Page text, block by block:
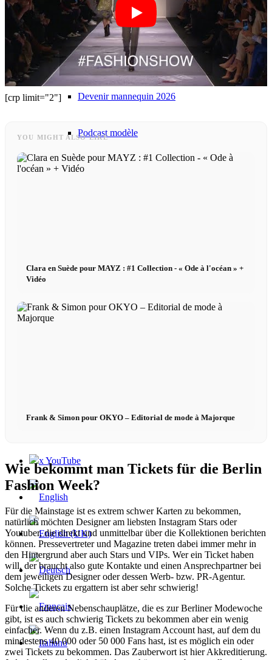
Candidater
Devenir mannequin 2026
Devenir mannequin 2026
Podcast modèle
Fashion Weeks
Peppa Of The Day
x YouTube
[crp limit="2"]
YOU MIGHT ALSO LIKE
Clara en Suède pour MAYZ : #1 Collection - « Ode à l'océan » +
Vidéo
Frank & Simon pour OKYO – Editorial de mode à Majorque
Wie bekommt man Tickets für die Berlin
Fashion Week?
Für die Mainstage ist es extrem schwer Karten zu bekommen,
natürlich möchten Designer am liebsten Instagram Stars oder
Youtuber, die direkt und unmittelbar über die Kollektionen berichten
können. Pressevertreter und Magazine treten dabei immer mehr in
den Hintergrund aber auch Stars und VIPs. Wer ein Ticket haben
will, der braucht also gute Kontakte und einen Ansprechpartner bei
dem jeweiligen Designer oder dessen Werb- bzw. PR-Agentur.
Solche Tickets zu ergattern ist aber sehr schwierig!
Für die anderen Nebenschauplätze, die es zur Berliner Modewoche
gibt, ist es auch schwierig Tickets zu bekommen aber ein wenig
einfacher. Wenn du z.B. einen Instagram Account hast, auf dem du
mindestens 40 000 oder 50 000 Fans hast, ist es möglich ein oder
zwei Tickets zu bekommen. Das Zauberwort ist hier Akkreditierung.